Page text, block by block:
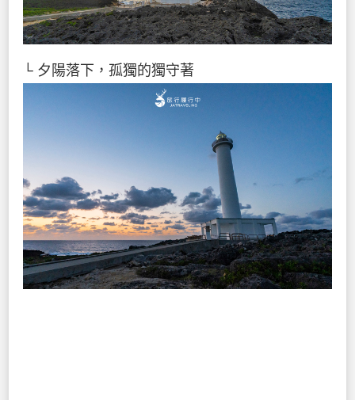
└ 夕陽落下，孤獨的獨守著